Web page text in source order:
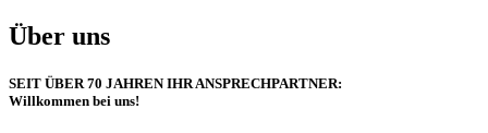
Über uns
SEIT ÜBER 70 JAHREN IHR ANSPRECHPARTNER:
Willkommen bei uns!